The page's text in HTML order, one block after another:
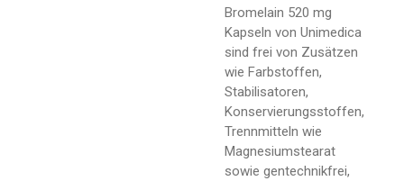
Bromelain 520 mg
Kapseln von Unimedica
sind frei von Zusätzen
wie Farbstoffen,
Stabilisatoren,
Konservierungsstoffen,
Trennmitteln wie
Magnesiumstearat
sowie gentechnikfrei,